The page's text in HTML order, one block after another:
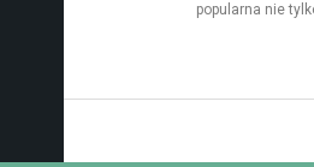
popularna nie